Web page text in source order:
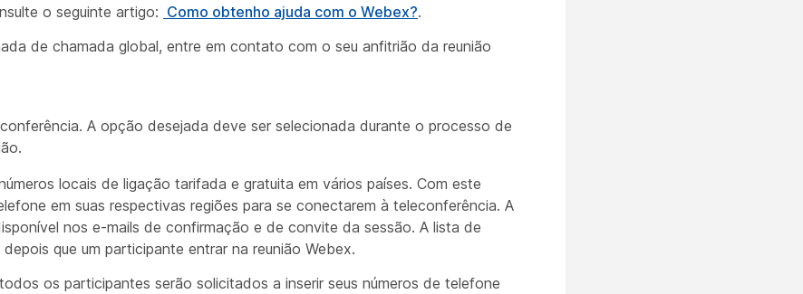
o seguinte artigo: Como obtenho ajuda com o Webex?.
de chamada global, entre em contato com o seu anfitrião da reunião
A opção desejada deve ser selecionada durante o processo de
locais de ligação tarifada e gratuita em vários países. Com este
em suas respectivas regiões para se conectarem à teleconferência. A
nos e-mails de confirmação e de convite da sessão. A lista de
que um participante entrar na reunião Webex.
os participantes serão solicitados a inserir seus números de telefone